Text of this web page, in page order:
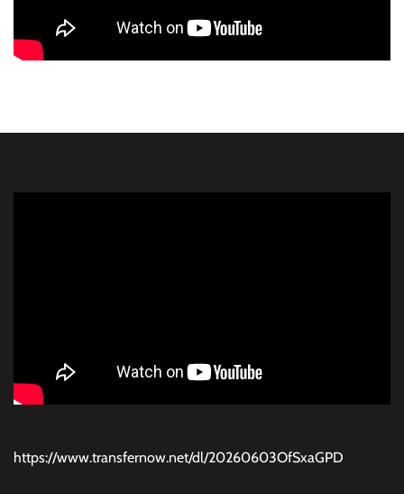
https://www.transfernow.net/dl/20260603OfSxaGPD